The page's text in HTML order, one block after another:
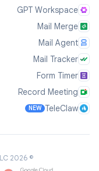
GPT Workspace
Mail Merge
Mail Agent
Mail Tracker
Form Timer
Record Meeting
TeleClaw
NEW
©
2026
Qualtir LLC.